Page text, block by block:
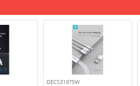
DECS31975W